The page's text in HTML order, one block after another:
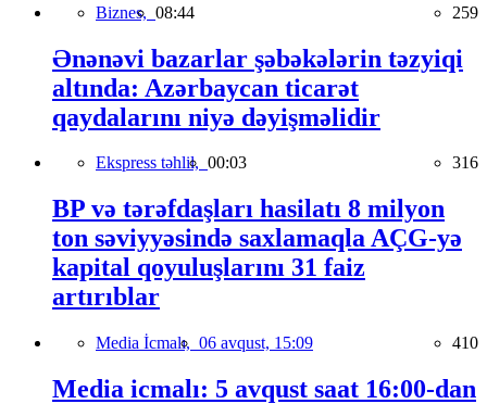
Biznes, 08:44 259
Ənənəvi bazarlar şəbəkələrin təzyiqi
altında: Azərbaycan ticarət
qaydalarını niyə dəyişməlidir
Ekspress təhlil, 00:03 316
BP və tərəfdaşları hasilatı 8 milyon
ton səviyyəsində saxlamaqla AÇG-yə
kapital qoyuluşlarını 31 faiz
artırıblar
Media İcmalı, 06 avqust, 15:09 410
Media icmalı: 5 avqust saat 16:00-dan